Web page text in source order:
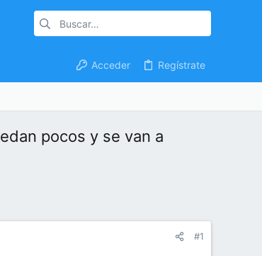
Acceder Regístrate
pocos y se van a
#1